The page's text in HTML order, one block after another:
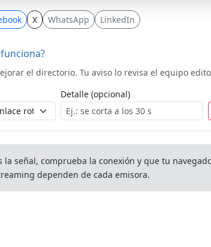
X WhatsApp LinkedIn
el directorio. Tu aviso lo revisa el equipo
Detalle (opcional)
la señal, comprueba la conexión y que tu
dependen de cada emisora.